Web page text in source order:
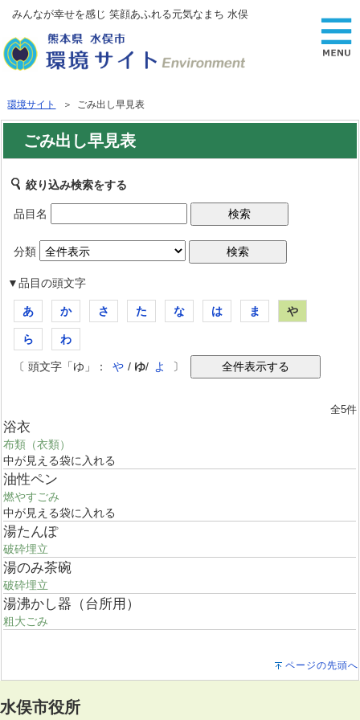
みんなが幸せを感じ 笑顔あふれる元気なまち 水俣
環境サイト ＞ ごみ出し早見表
ごみ出し早見表
絞り込み検索をする
品目名
分類
▼品目の頭文字
あ か さ た な は ま や
ら わ
〔 頭文字「ゆ」： や / ゆ/ よ 〕
全5件
浴衣
布類（衣類）
中が見える袋に入れる
油性ペン
燃やすごみ
中が見える袋に入れる
湯たんぽ
破砕埋立
湯のみ茶碗
破砕埋立
湯沸かし器（台所用）
粗大ごみ
ページの先頭へ
水俣市役所